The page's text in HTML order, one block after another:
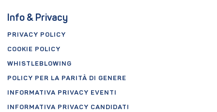
Info & Privacy
PRIVACY POLICY
COOKIE POLICY
WHISTLEBLOWING
POLICY PER LA PARITÀ DI GENERE
INFORMATIVA PRIVACY EVENTI
INFORMATIVA PRIVACY CANDIDATI